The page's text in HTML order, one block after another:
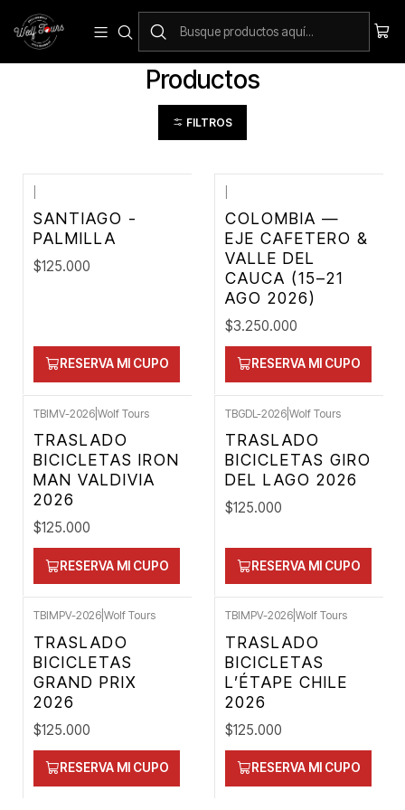
Inicio
Productos
FILTROS
SANTIAGO -
PALMILLA
$125.000
RESERVA MI CUPO
COLOMBIA —
EJE CAFETERO &
VALLE DEL
CAUCA (15–21
AGO 2026)
$3.250.000
RESERVA MI CUPO
TBIMV-2026 Wolf Tours
TRASLADO
BICICLETAS IRON
MAN VALDIVIA
2026
$125.000
RESERVA MI CUPO
TBGDL-2026 Wolf Tours
TRASLADO
BICICLETAS GIRO
DEL LAGO 2026
$125.000
RESERVA MI CUPO
TBIMPV-2026 Wolf Tours
TRASLADO
BICICLETAS
GRAND PRIX
2026
$125.000
RESERVA MI CUPO
TBIMPV-2026 Wolf Tours
TRASLADO
BICICLETAS
L’ÉTAPE CHILE
2026
$125.000
RESERVA MI CUPO